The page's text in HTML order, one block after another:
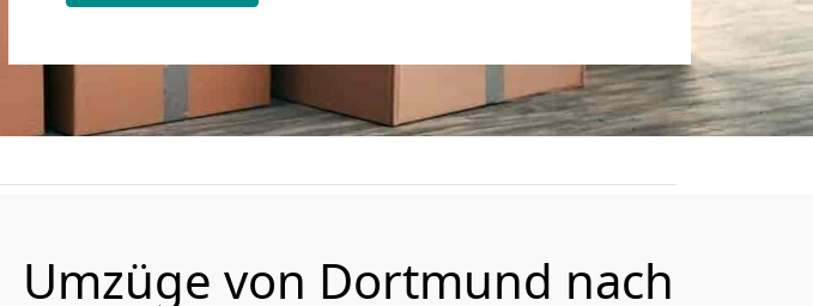
Umzüge von Dortmund nach